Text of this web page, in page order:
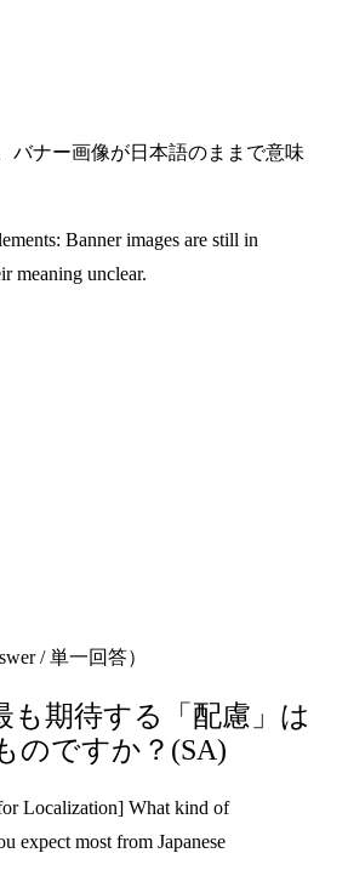
バナー画像が日本語のままで意味
Banner images are still in
meaning unclear.
/ 単一回答）
も期待する「配慮」は
のですか？(SA)
Localization] What kind of
expect most from Japanese